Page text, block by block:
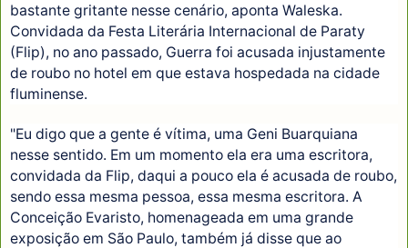
bastante gritante nesse cenário, aponta Waleska.
Convidada da Festa Literária Internacional de Paraty
(Flip), no ano passado, Guerra foi acusada injustamente
de roubo no hotel em que estava hospedada na cidade
fluminense.
"Eu digo que a gente é vítima, uma Geni Buarquiana
nesse sentido. Em um momento ela era uma escritora,
convidada da Flip, daqui a pouco ela é acusada de roubo,
sendo essa mesma pessoa, essa mesma escritora. A
Conceição Evaristo, homenageada em uma grande
exposição em São Paulo, também já disse que ao